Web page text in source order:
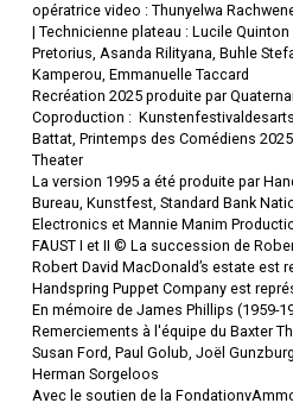
opératrice video : Thunyelwa
| Technicienne plateau : Lucile
Pretorius, Asanda Rilityana, Buhle
Kamperou, Emmanuelle Taccard
Recréation 2025 produite par
Coproduction :
Battat, Printemps des Comédiens
Theater
La version 1995 a été produite par
Bureau, Kunstfest, Standard Bank
Electronics et Mannie Manim
FAUST I et II © La succession de
Robert David MacDonald’s estate est
Handspring Puppet Company est
En mémoire de James Phillips (1959-
Remerciements à l'équipe du Baxter
Susan Ford, Paul Golub, Joël
Herman Sorgeloos
Avec le soutien de la